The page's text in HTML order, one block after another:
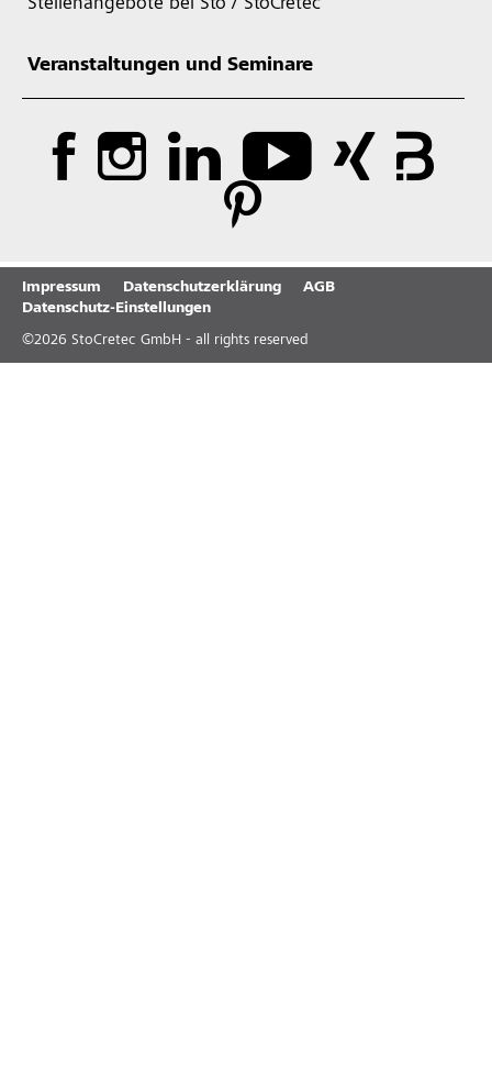
Stellenangebote bei Sto / StoCretec
Veranstaltungen und Seminare
Impressum Datenschutzerklärung
AGB
Datenschutz-Einstellungen
©2026 StoCretec GmbH - all rights reserved